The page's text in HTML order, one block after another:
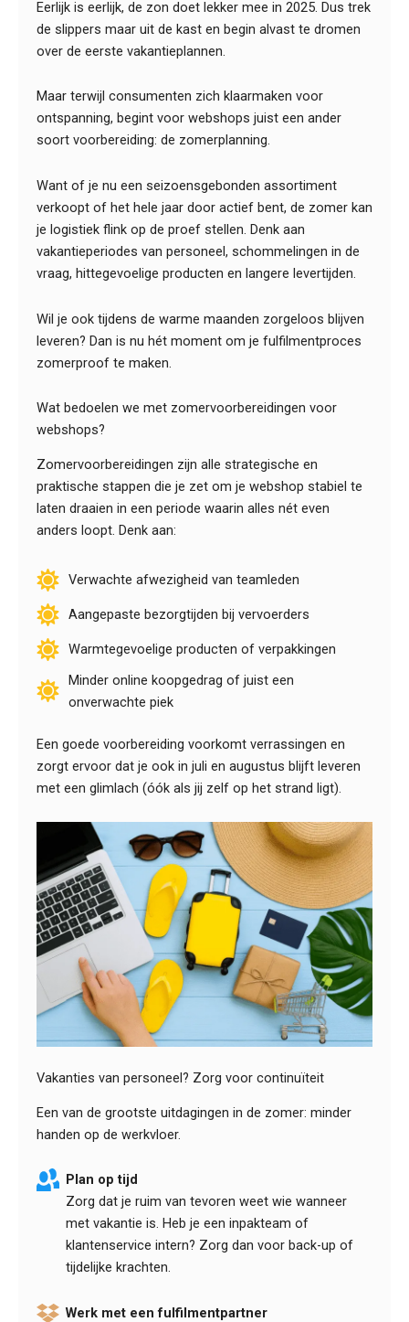
Eerlijk is eerlijk, de zon doet lekker mee in 2025. Dus trek
de slippers maar uit de kast en begin alvast te dromen
over de eerste vakantieplannen.
Maar terwijl consumenten zich klaarmaken voor
ontspanning, begint voor webshops juist een ander
soort voorbereiding: de zomerplanning.
Want of je nu een seizoensgebonden assortiment
verkoopt of het hele jaar door actief bent, de zomer kan
je logistiek flink op de proef stellen. Denk aan
vakantieperiodes van personeel, schommelingen in de
vraag, hittegevoelige producten en langere levertijden.
Wil je ook tijdens de warme maanden zorgeloos blijven
leveren? Dan is nu hét moment om je fulfilmentproces
zomerproof te maken.
Wat bedoelen we met zomervoorbereidingen voor
webshops?
Zomervoorbereidingen zijn alle strategische en
praktische stappen die je zet om je webshop stabiel te
laten draaien in een periode waarin alles nét even
anders loopt. Denk aan:
Verwachte afwezigheid van teamleden
Aangepaste bezorgtijden bij vervoerders
Warmtegevoelige producten of verpakkingen
Minder online koopgedrag of juist een
onverwachte piek
Een goede voorbereiding voorkomt verrassingen en
zorgt ervoor dat je ook in juli en augustus blijft leveren
met een glimlach (óók als jij zelf op het strand ligt).
Vakanties van personeel? Zorg voor continuïteit
Een van de grootste uitdagingen in de zomer: minder
handen op de werkvloer.
Plan op tijd
Zorg dat je ruim van tevoren weet wie wanneer
met vakantie is. Heb je een inpakteam of
klantenservice intern? Zorg dan voor back-up of
tijdelijke krachten.
Werk met een fulfilmentpartner